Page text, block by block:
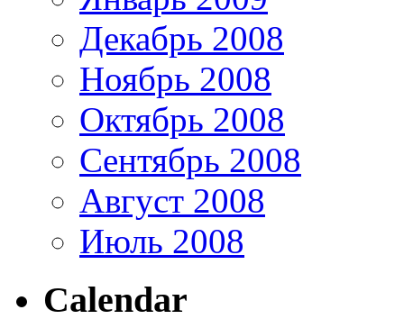
Декабрь 2008
Ноябрь 2008
Октябрь 2008
Сентябрь 2008
Август 2008
Июль 2008
Calendar